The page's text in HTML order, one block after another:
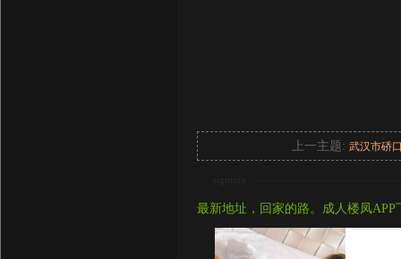
上一主题:武汉市硚
最新地址，回家的路。成人楼凤APP